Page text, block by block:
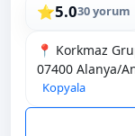
⭐5.030 yorum
📍 Korkmaz
07400 Alanya/
Kopyala